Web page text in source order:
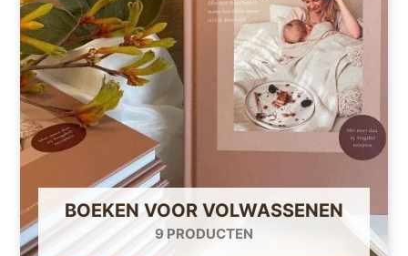
BOEKEN VOOR VOLWASSENEN
9 PRODUCTEN